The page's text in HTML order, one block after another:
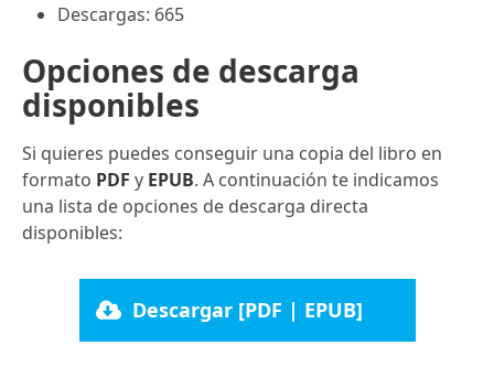
Descargas: 665
Opciones de descarga
disponibles
Si quieres puedes conseguir una copia del libro en
formato PDF y EPUB. A continuación te indicamos
una lista de opciones de descarga directa
disponibles:
Descargar [PDF | EPUB]